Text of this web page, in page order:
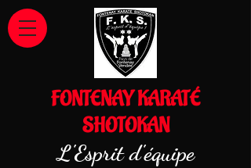
FONTENAY KARATÉ
SHOTOKAN
L'Esprit d'équipe